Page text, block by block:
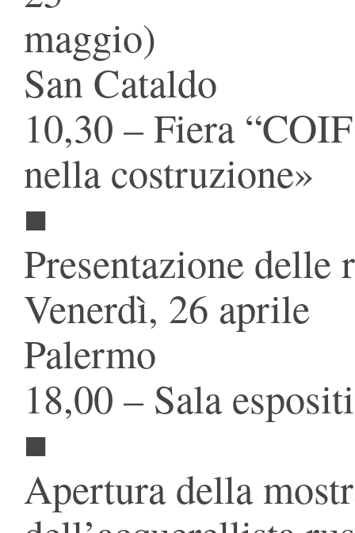
maggio)
San Cataldo
10,30 – Fiera
nella costruzione»
■
Presentazione delle
Venerdì, 26 aprile
Palermo
18,00 – Sala
■
Apertura della